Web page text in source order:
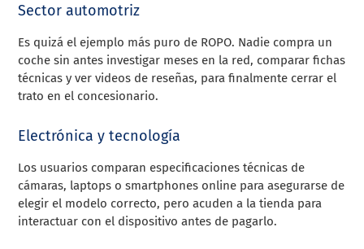
Sector automotriz
Es quizá el ejemplo más puro de ROPO. Nadie compra un
coche sin antes investigar meses en la red, comparar fichas
técnicas y ver videos de reseñas, para finalmente cerrar el
trato en el concesionario.
Electrónica y tecnología
Los usuarios comparan especificaciones técnicas de
cámaras, laptops o smartphones online para asegurarse de
elegir el modelo correcto, pero acuden a la tienda para
interactuar con el dispositivo antes de pagarlo.